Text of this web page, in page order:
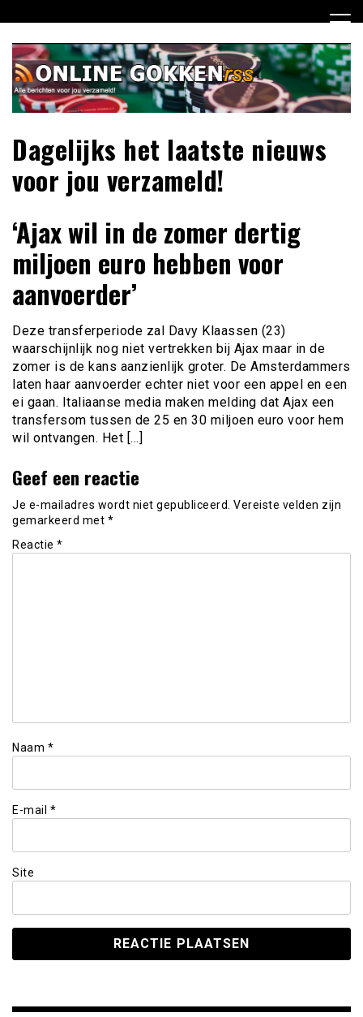
naar
inhoud
Dagelijks het laatste nieuws
voor jou verzameld!
‘Ajax wil in de zomer dertig
miljoen euro hebben voor
aanvoerder’
Deze transferperiode zal Davy Klaassen (23)
waarschijnlijk nog niet vertrekken bij Ajax maar in de
zomer is de kans aanzienlijk groter. De Amsterdammers
laten haar aanvoerder echter niet voor een appel en een
ei gaan. Italiaanse media maken melding dat Ajax een
transfersom tussen de 25 en 30 miljoen euro voor hem
wil ontvangen. Het […]
Geef een reactie
Je e-mailadres wordt niet gepubliceerd. Vereiste velden zijn
gemarkeerd met *
Reactie *
Naam *
E-mail *
Site